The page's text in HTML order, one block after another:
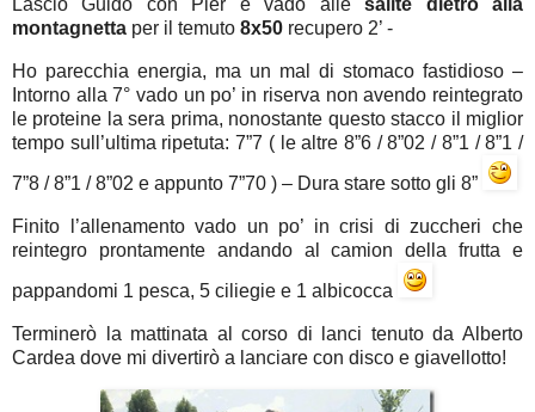
Lascio Guido con Pier e vado allesalite dietro alla
montagnetta per il temuto 8x50 recupero 2’ -
Ho parecchia energia, ma un mal di stomaco fastidioso –
Intorno alla 7° vado un po’ in riserva non avendo reintegrato
le proteine la sera prima, nonostante questo stacco il miglior
tempo sull’ultima ripetuta: 7”7 ( le altre 8”6 / 8”02 / 8”1 / 8”1 /
7”8 / 8”1 / 8”02 e appunto 7”70 ) – Dura stare sotto gli 8”
Finito l’allenamento vado un po’ in crisi di zuccheri che
reintegro prontamente andando al camion della frutta e
pappandomi 1 pesca, 5 ciliegie e 1 albicocca
Terminerò la mattinata al corso di lanci tenuto da Alberto
Cardea dove mi divertirò a lanciare con disco e giavellotto!